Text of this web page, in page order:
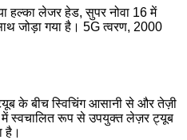
हल्का लेजर हेड, सुपर नोवा 16 में
जोड़ा गया है। 5G त्वरण, 2000
के बीच स्विचिंग आसानी से और तेज़ी
स्वचालित रूप से उपयुक्त लेज़र ट्यूब
है।